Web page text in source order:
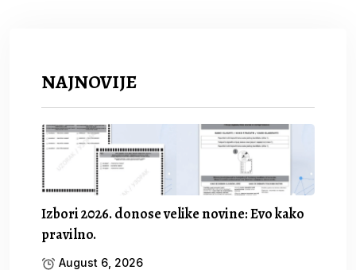
NAJNOVIJE
Izbori 2026. donose velike novine: Evo kako
pravilno.
August 6, 2026